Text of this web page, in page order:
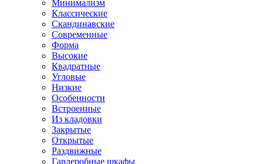
Минимализм
Классические
Скандинавские
Современные
Форма
Высокие
Квадратные
Угловые
Низкие
Особенности
Встроенные
Из кладовки
Закрытые
Открытые
Раздвижные
Гардеробные шкафы